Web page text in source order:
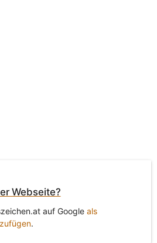
Webseite?
auf Google als
.